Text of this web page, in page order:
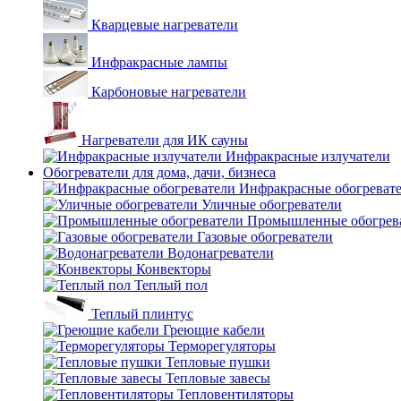
Кварцевые нагреватели
Инфракрасные лампы
Карбоновые нагреватели
Нагреватели для ИК сауны
Инфракрасные излучатели
Обогреватели для дома, дачи, бизнеса
Инфракрасные
Уличные обогреватели
Промышленные
Газовые обогреватели
Водонагреватели
Конвекторы
Теплый пол
Теплый плинтус
Греющие кабели
Терморегуляторы
Тепловые пушки
Тепловые завесы
Тепловентиляторы